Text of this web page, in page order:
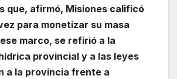
que, afirmó, Misiones calificó
para monetizar su masa
marco, se refirió a la
provincial y a las leyes
a la provincia frente a